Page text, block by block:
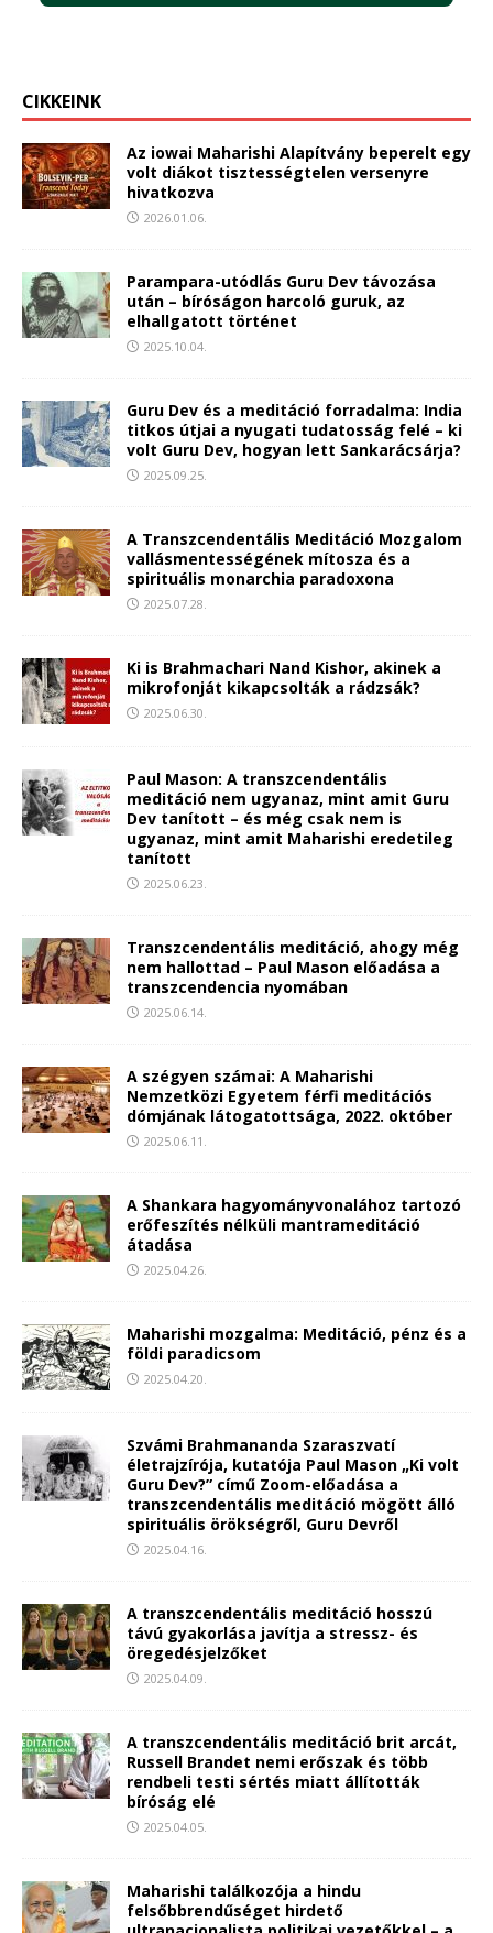
CIKKEINK
Az iowai Maharishi Alapítvány beperelt egy
volt diákot tisztességtelen versenyre
hivatkozva
2026.01.06.
Parampara-utódlás Guru Dev távozása
után – bíróságon harcoló guruk, az
elhallgatott történet
2025.10.04.
Guru Dev és a meditáció forradalma: India
titkos útjai a nyugati tudatosság felé – ki
volt Guru Dev, hogyan lett Sankarácsárja?
2025.09.25.
A Transzcendentális Meditáció Mozgalom
vallásmentességének mítosza és a
spirituális monarchia paradoxona
2025.07.28.
Ki is Brahmachari Nand Kishor, akinek a
mikrofonját kikapcsolták a rádzsák?
2025.06.30.
Paul Mason: A transzcendentális
meditáció nem ugyanaz, mint amit Guru
Dev tanított – és még csak nem is
ugyanaz, mint amit Maharishi eredetileg
tanított
2025.06.23.
Transzcendentális meditáció, ahogy még
nem hallottad – Paul Mason előadása a
transzcendencia nyomában
2025.06.14.
A szégyen számai: A Maharishi
Nemzetközi Egyetem férfi meditációs
dómjának látogatottsága, 2022. október
2025.06.11.
A Shankara hagyományvonalához tartozó
erőfeszítés nélküli mantrameditáció
átadása
2025.04.26.
Maharishi mozgalma: Meditáció, pénz és a
földi paradicsom
2025.04.20.
Szvámi Brahmananda Szaraszvatí
életrajzírója, kutatója Paul Mason „Ki volt
Guru Dev?” című Zoom-előadása a
transzcendentális meditáció mögött álló
spirituális örökségről, Guru Devről
2025.04.16.
A transzcendentális meditáció hosszú
távú gyakorlása javítja a stressz- és
öregedésjelzőket
2025.04.09.
A transzcendentális meditáció brit arcát,
Russell Brandet nemi erőszak és több
rendbeli testi sértés miatt állították
bíróság elé
2025.04.05.
Maharishi találkozója a hindu
felsőbbrendűséget hirdető